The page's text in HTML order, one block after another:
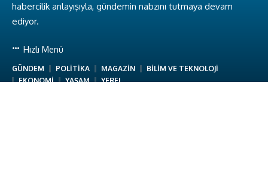
habercilik anlayışıyla, gündemin nabzını tutmaya devam
ediyor.
Hızlı Menü
GÜNDEM POLİTİKA MAGAZİN
BİLİM VE TEKNOLOJİ
EKONOMİ
YAŞAM YEREL